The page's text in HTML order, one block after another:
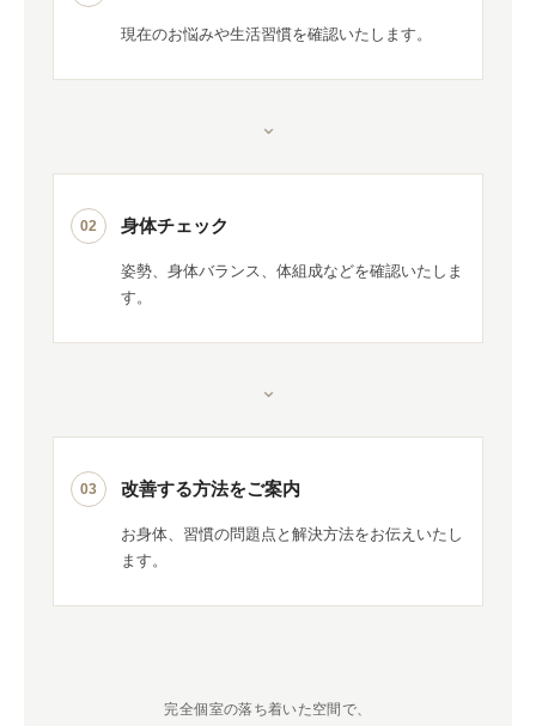
現在のお悩みや生活習慣を確認いたします。
⌄
02 身体チェック
姿勢、身体バランス、体組成などを確認いたしま
す。
⌄
03 改善する方法をご案内
お身体、習慣の問題点と解決方法をお伝えいたし
ます。
完全個室の落ち着いた空間で、